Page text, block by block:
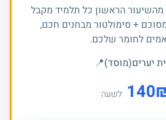
מהשיעור הראשון כל תלמיד מקבל
+ סימולטור מבחנים חכם,
לחומר שלכם.
יערים(מוסד)📍
140 לשעה